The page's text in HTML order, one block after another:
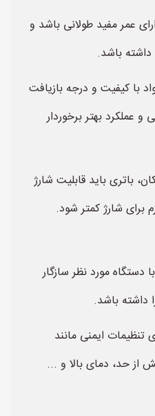
عمر مفید طولانی باشد و
داشته باشد.
با کیفیت و درجه بازیافت
و عملکرد بهتر برخوردار
باتری باید قابلیت شارژ
برای شارژ کمتر شود.
دستگاه مورد نظر سازگار
داشته باشد.
تنظیمات ایمنی مانند
از حد، دمای بالا و ...